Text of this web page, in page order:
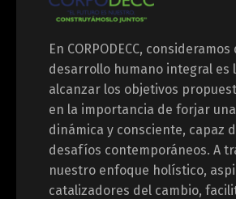
En CORPODECC,
desarrollo humano integral es
alcanzar los objetivos
en la importancia de forjar
dinámica y consciente, capaz
desafíos contemporáneos. A
nuestro enfoque holístico,
catalizadores del cambio,